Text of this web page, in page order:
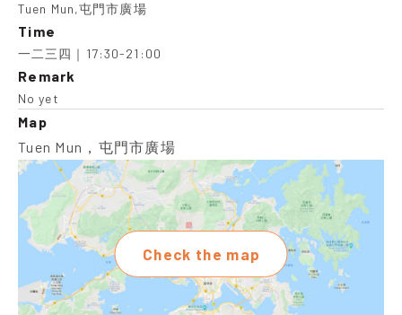
Tuen Mun,屯門市廣場
Time
一二三四｜17:30-21:00
Remark
No yet
Map
Tuen Mun，屯門市廣場
Check the map